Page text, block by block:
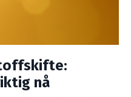
nå